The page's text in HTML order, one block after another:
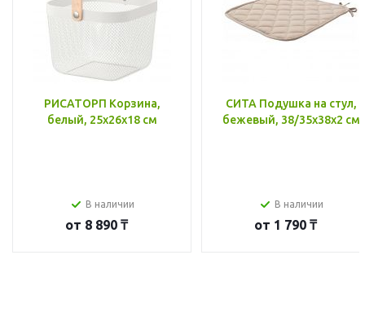
РИСАТОРП Корзина,
белый, 25x26x18 см
В наличии
от 8 890 ₸
СИТА Подушка на стул,
бежевый, 38/35x38x2 см
В наличии
от 1 790 ₸